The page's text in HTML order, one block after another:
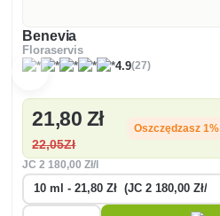
Benevia
Floraservis
4.9(27)
21,80 Zł
22,05Zł
Oszczędzasz 1%
JC2 180,00 Zł/l